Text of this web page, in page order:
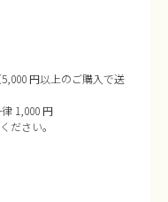
円以上のご購入で送
1,000 円
ださい。